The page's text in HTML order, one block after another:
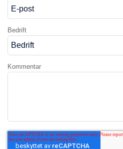
Bedrift
Kommentar